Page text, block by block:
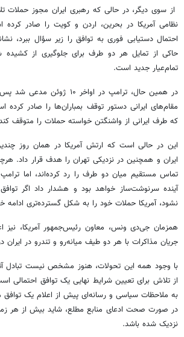
از سوی دیگر، در حالی که رهبری ایران مجوز حملات
نظامی آمریکا در بحرین، اردن و کویت را صادر کرده
احتمال دستیابی فوری به توافق را زیر سؤال ببرد،
حاکی از تمایل هر دو طرف برای جلوگیری از
تمام‌عیار جدید است.
در همین حال، ترامپ در اواخر
مقام‌های ایرانی دستور توقف بمباران‌ها را صادر
که طرف ایرانی از واشنگتن خواسته حملات را متوقف
این در حالی است که ارتش آمریکا در همان روز
ایران و همچنین در نزدیکی تهران را هدف قرار داد.
نشود، آمریکا حملات خود را به شکل گسترده‌تری ادامه
همزمان جی‌دی ونس، معاون رئیس‌جمهور آمریکا، نیز
جریان مذاکرات با هر دو طیف میانه‌رو و تندرو در ایران
با وجود همه این تحولات، هنوز مشخص نیست
از تلاش برای تعیین شرایط نهایی یک توافق احتمالی
به ملاحظات سیاسی و رسانه‌ای پیش از اعلام یک
در صورت صحت ادعای منابع مطلع، شاید بیش از هر
نزدیک شده باشد.